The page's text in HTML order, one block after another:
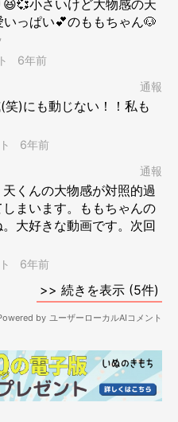
いる」ということを瞬時に嗅
か」を探し始めましたが、慌
」に気づきません。
にケージの中から声がしまし